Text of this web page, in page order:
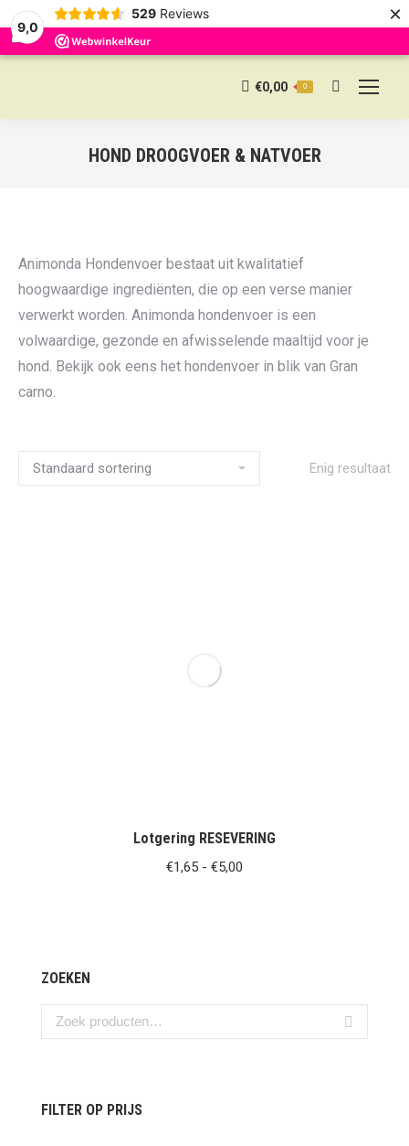
9,0
529 Reviews ×
€0,00 0 Search:
HOND DROOGVOER & NATVOER
Animonda Hondenvoer bestaat uit kwalitatief
hoogwaardige ingrediënten, die op een verse manier
verwerkt worden. Animonda hondenvoer is een
volwaardige, gezonde en afwisselende maaltijd voor je
hond. Bekijk ook eens het hondenvoer in blik van Gran
carno.
Enig resultaat
Lotgering RESEVERING
€1,65 - €5,00Prijsklasse:
ZOEKEN
FILTER OP PRIJS